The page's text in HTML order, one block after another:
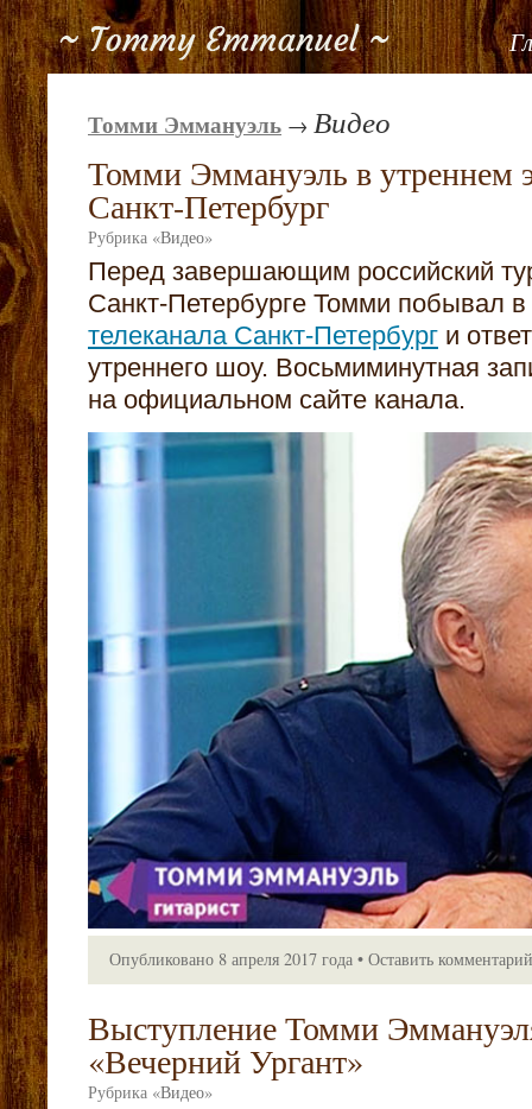
Томми Эммануэль → Видео
Томми Эммануэль в утреннем
Санкт-Петербург
Рубрика «Видео»
Перед завершающим российский
Санкт-Петербурге Томми побывал
телеканала Санкт-Петербург и
утреннего шоу. Восьмиминутная
на официальном сайте канала.
Опубликовано 8 апреля 2017 года • Оставить комментарий
Выступление Томми
«Вечерний Ургант»
Рубрика «Видео»